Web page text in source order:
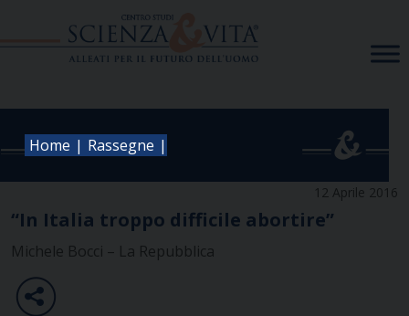
Home | Rassegne |
12 Aprile 2016
“In Italia troppo difficile abortire”
Michele Bocci – La Repubblica